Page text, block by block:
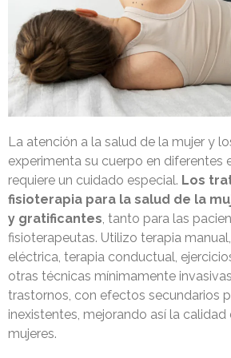
La atención a la salud de la mujer y
experimenta su cuerpo en diferentes
requiere un cuidado especial. Los
fisioterapia para la salud de la
y gratificantes, tanto para las
fisioterapeutas. Utilizo terapia
eléctrica, terapia conductual,
otras técnicas mínimamente
trastornos, con efectos secundarios
inexistentes, mejorando así la calidad
mujeres.